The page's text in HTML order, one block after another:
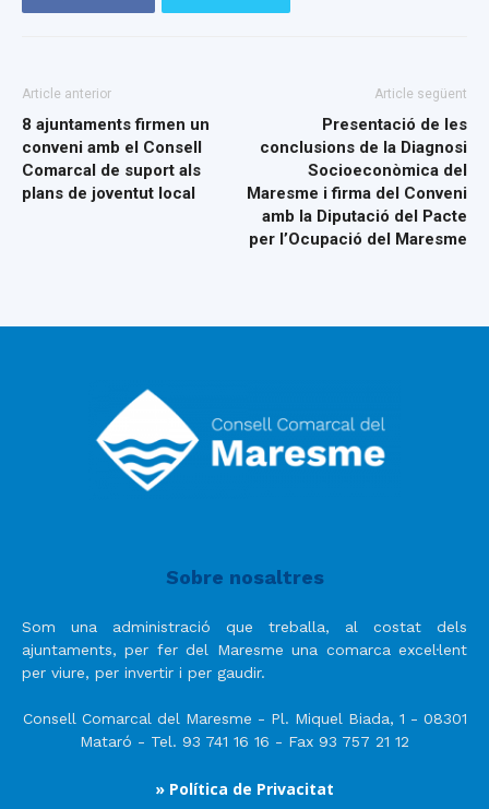
Article anterior
8 ajuntaments firmen un
conveni amb el Consell
Comarcal de suport als
plans de joventut local
Article següent
Presentació de les
conclusions de la Diagnosi
Socioeconòmica del
Maresme i firma del Conveni
amb la Diputació del Pacte
per l’Ocupació del Maresme
Sobre nosaltres
Som una administració que treballa, al costat dels
ajuntaments, per fer del Maresme una comarca excel·lent
per viure, per invertir i per gaudir.
Consell Comarcal del Maresme - Pl. Miquel Biada, 1 - 08301
Mataró - Tel. 93 741 16 16 - Fax 93 757 21 12
» Política de Privacitat